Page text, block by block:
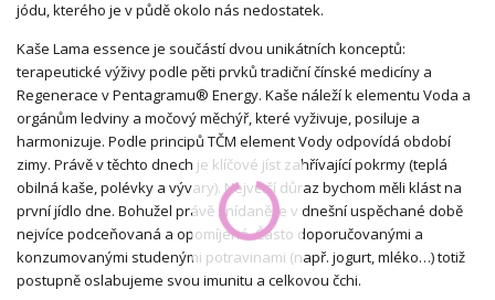
jódu, kterého je v půdě okolo nás nedostatek.
Kaše Lama essence je součástí dvou unikátních konceptů:
terapeutické výživy podle pěti prvků tradiční čínské medicíny a
Regenerace v Pentagramu® Energy. Kaše náleží k elementu Voda a
orgánům ledviny a močový měchýř, které vyživuje, posiluje a
harmonizuje. Podle principů TČM element Vody odpovídá období
zimy. Právě v těchto dnech je klíčové jíst zahřívající pokrmy (teplá
obilná kaše, polévky a vývary). Největší důraz bychom měli klást na
první jídlo dne. Bohužel právě snídaně je v dnešní uspěchané době
nejvíce podceňovaná a opomíjená. Často doporučovanými a
konzumovanými studenými potravinami (např. jogurt, mléko…) totiž
postupně oslabujeme svou imunitu a celkovou čchi.